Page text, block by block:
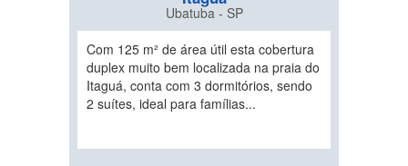
Ubatuba - SP
Com 125 m² de área útil esta cobertura
duplex muito bem localizada na praia do
Itaguá, conta com 3 dormitórios, sendo
2 suítes, ideal para famílias...